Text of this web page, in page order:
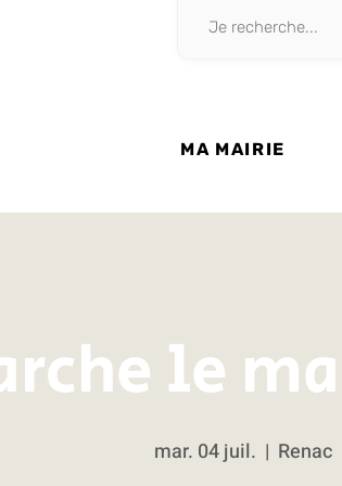
MA MAIRIE
le
mar. 04 juil.
  |
Renac